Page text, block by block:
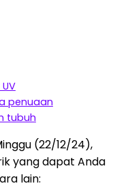
penuaan
tubuh
(22/12/24),
yang dapat Anda
lain: